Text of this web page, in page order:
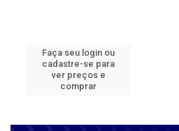
Faça seu login ou
cadastre-se para
ver preços e
comprar